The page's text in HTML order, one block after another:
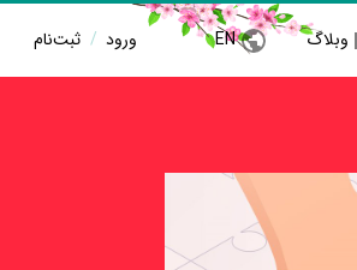
وبلاگ EN ورود / ثبت‌نام